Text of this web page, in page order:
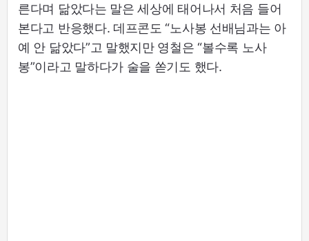
른다며 닮았다는 말은 세상에 태어나서 처음 들어
본다고 반응했다. 데프콘도 “노사봉 선배님과는 아
예 안 닮았다”고 말했지만 영철은 “볼수록 노사
봉”이라고 말하다가 술을 쏟기도 했다.